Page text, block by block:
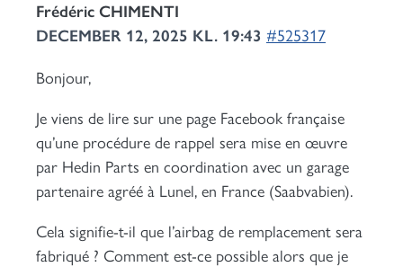
Frédéric CHIMENTI
DECEMBER 12, 2025 KL. 19:43 #525317
Bonjour,
Je viens de lire sur une page Facebook française
qu’une procédure de rappel sera mise en œuvre
par Hedin Parts en coordination avec un garage
partenaire agréé à Lunel, en France (Saabvabien).
Cela signifie-t-il que l’airbag de remplacement sera
fabriqué ? Comment est-ce possible alors que je